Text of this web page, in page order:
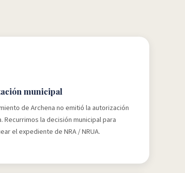
municipal
de Archena no emitió la autorización
Recurrimos la decisión municipal para
el expediente de NRA / NRUA.